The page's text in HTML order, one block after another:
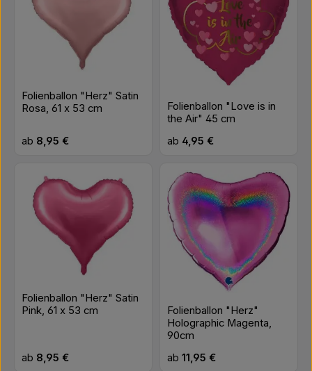
Folienballon "Herz" Satin
Rosa, 61 x 53 cm
Regulärer Preis:
ab 8,95 €
Folienballon "Love is in
the Air" 45 cm
Regulärer Preis:
ab 4,95 €
Folienballon "Herz" Satin
Pink, 61 x 53 cm
Regulärer Preis:
ab 8,95 €
Folienballon "Herz"
Holographic Magenta,
90cm
Regulärer Preis:
ab11,95 €